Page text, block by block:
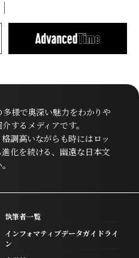
多様で奥深い魅力をわかりや
するメディアです。
調高いながらも時にはロッ
化を続ける、幽遠な日本文
執筆者一覧
インフォマティブデータガイドライ
ン